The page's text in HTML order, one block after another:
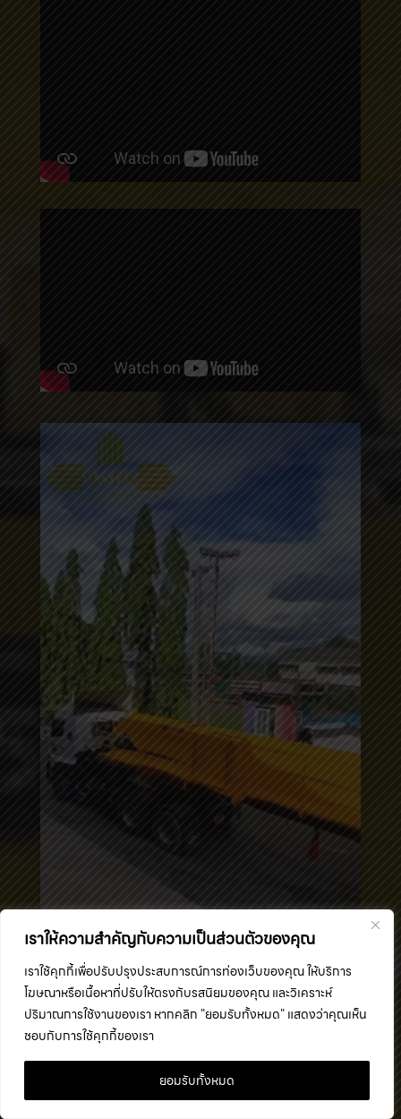
เราให้ความสำคัญกับความเป็นส่วนตัวของคุณ
เราใช้คุกกี้เพื่อปรับปรุงประสบการณ์การท่องเว็บของคุณ ให้บริการ
โฆษณาหรือเนื้อหาที่ปรับให้ตรงกับรสนิยมของคุณ และวิเคราะห์
ปริมาณการใช้งานของเรา หากคลิก "ยอมรับทั้งหมด" แสดงว่าคุณเห็น
ชอบกับการใช้คุกกี้ของเรา
ยอมรับทั้งหมด